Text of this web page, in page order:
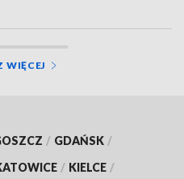
WIĘCEJ
/ GDAŃSK /
/ KIELCE /